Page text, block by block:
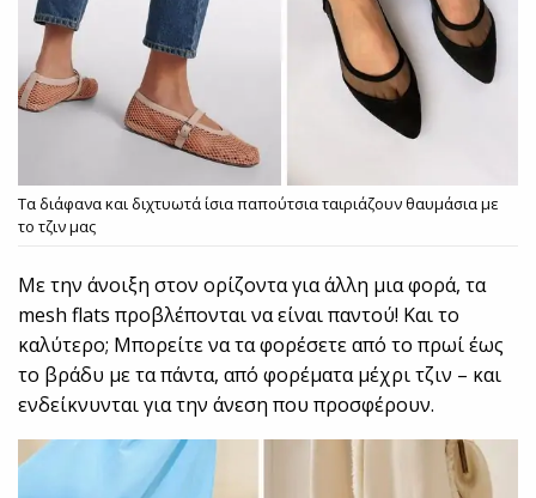
Τα διάφανα και διχτυωτά ίσια παπούτσια ταιριάζουν θαυμάσια με
το τζιν μας
Με την άνοιξη στον ορίζοντα για άλλη μια φορά, τα
mesh flats προβλέπονται να είναι παντού! Και το
καλύτερο; Μπορείτε να τα φορέσετε από το πρωί έως
το βράδυ με τα πάντα, από φορέματα μέχρι τζιν – και
ενδείκνυνται για την άνεση που προσφέρουν.